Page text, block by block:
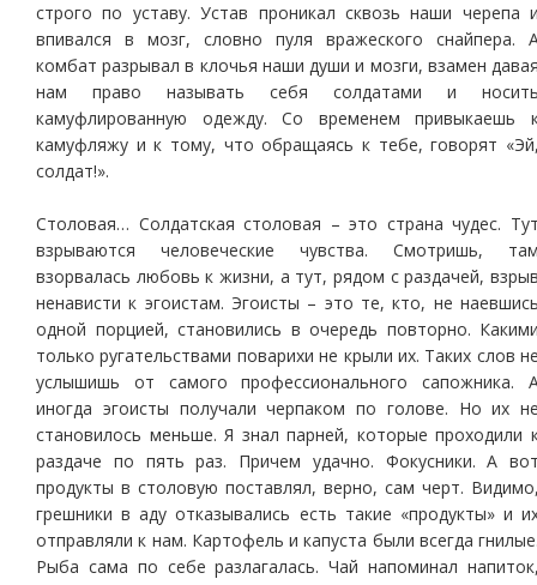
строго по уставу. Устав проникал сквозь наши черепа
впивался в мозг, словно пуля вражеского снайпера.
комбат разрывал в клочья наши души и мозги, взамен
нам право называть себя солдатами и
камуфлированную одежду. Со временем привыкаешь
камуфляжу и к тому, что обращаясь к тебе, говорят
солдат!».
Столовая… Солдатская столовая – это страна чудес.
взрываются человеческие чувства. Смотришь,
взорвалась любовь к жизни, а тут, рядом с раздачей,
ненависти к эгоистам. Эгоисты – это те, кто, не
одной порцией, становились в очередь повторно.
только ругательствами поварихи не крыли их. Таких слов
услышишь от самого профессионального сапожника.
иногда эгоисты получали черпаком по голове. Но их
становилось меньше. Я знал парней, которые проходили
раздаче по пять раз. Причем удачно. Фокусники. А
продукты в столовую поставлял, верно, сам черт.
грешники в аду отказывались есть такие «продукты» и
отправляли к нам. Картофель и капуста были всегда
Рыба сама по себе разлагалась. Чай напоминал